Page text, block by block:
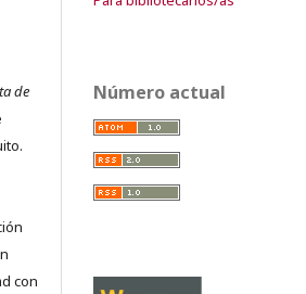
de
con
Número actual